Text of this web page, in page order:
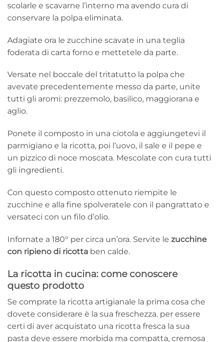
scolarle e scavarne l’interno ma avendo cura di
conservare la polpa eliminata.
Adagiate ora le zucchine scavate in una teglia
foderata di carta forno e mettetele da parte.
Versate nel boccale del tritatutto la polpa che
avevate precedentemente messo da parte, unite
tutti gli aromi: prezzemolo, basilico, maggiorana e
aglio.
Ponete il composto in una ciotola e aggiungetevi il
parmigiano e la ricotta, poi l’uovo, il sale e il pepe e
un pizzico di noce moscata. Mescolate con cura tutti
gli ingredienti.
Con questo composto ottenuto riempite le
zucchine e alla fine spolveratele con il pangrattato e
versateci con un filo d’olio.
Infornate a 180° per circa un’ora. Servite le zucchine
con ripieno di ricotta ben calde.
La ricotta in cucina: come conoscere
questo prodotto
Se comprate la ricotta artigianale la prima cosa che
dovete considerare è la sua freschezza. per essere
certi di aver acquistato una ricotta fresca la sua
pasta deve essere morbida ma compatta, cremosa